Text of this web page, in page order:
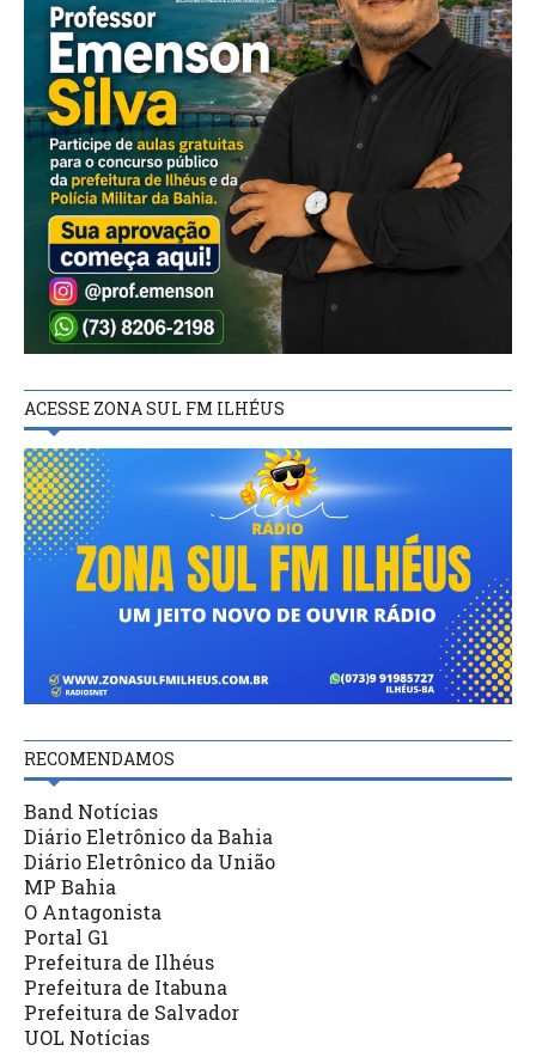
ACESSE ZONA SUL FM ILHÉUS
RECOMENDAMOS
Band Notícias
Diário Eletrônico da Bahia
Diário Eletrônico da União
MP Bahia
O Antagonista
Portal G1
Prefeitura de Ilhéus
Prefeitura de Itabuna
Prefeitura de Salvador
UOL Notícias